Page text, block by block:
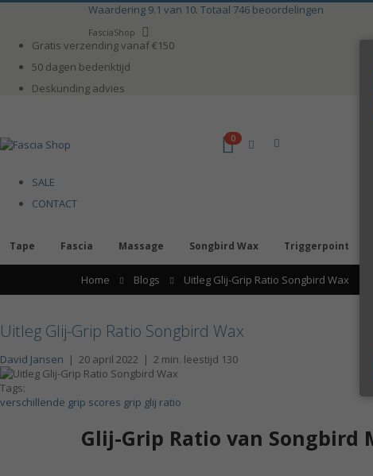
inhoud
Waardering 9.1 van 10. Totaal 746 beoordelingen
Taal
FasciaShop
Gratis verzending vanaf €150
50 dagen bedenktijd
Deskunding advies
kar
0
SALE
CONTACT
Tape Fascia Massage Songbird Wax Triggerpoint
Home Blogs Uitleg Glij-Grip Ratio Songbird Wax
Uitleg Glij-Grip Ratio Songbird Wax
David Jansen | 20 april 2022 | 2 min. leestijd 130
Tags:
verschillende grip scores grip glij ratio
Glij-Grip Ratio van Songbird